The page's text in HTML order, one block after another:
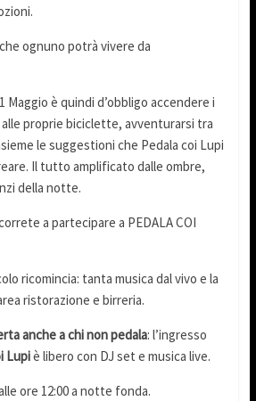
ognuno potrà vivere da
Maggio è quindi d’obbligo accendere i
alle proprie biciclette, avventurarsi tra
le suggestioni che Pedala coi Lupi
Il tutto amplificato dalle ombre,
della notte.
a partecipare a PEDALA COI
ricomincia: tanta musica dal vivo e la
ristorazione e birreria.
anche a chi non pedala: l’ingresso
Lupiè libero con DJ set e musica live.
ore 12:00 a notte fonda.